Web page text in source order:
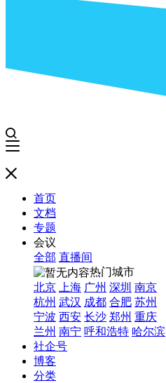
首页
文档
专题
会议
全部 直播间
热门城市
北京
上海 广州 深圳 南京
杭州 武汉 成都 合肥 苏州
宁波 西安 长沙 郑州 重庆
兰州 南宁 呼和浩特 哈尔滨
社企号
博客
分类